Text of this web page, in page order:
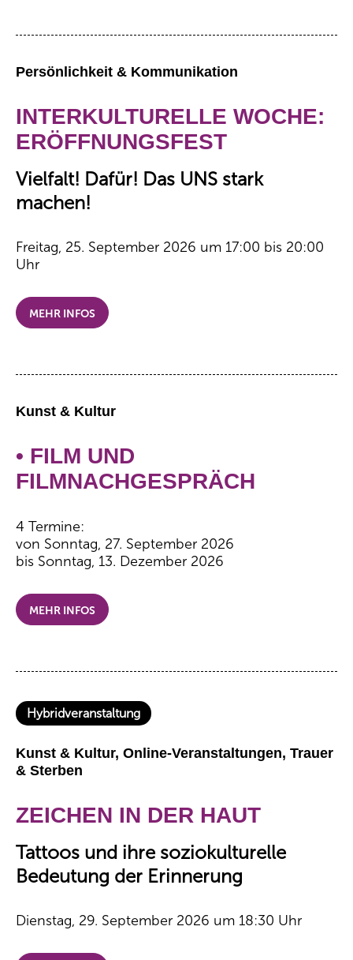
Persönlichkeit & Kommunikation
INTERKULTURELLE WOCHE:
ERÖFFNUNGSFEST
Vielfalt! Dafür! Das UNS stark
machen!
Freitag, 25. September 2026 um 17:00 bis 20:00
Uhr
MEHR INFOS
Kunst & Kultur
• FILM UND
FILMNACHGESPRÄCH
4 Termine:
von Sonntag, 27. September 2026
bis Sonntag, 13. Dezember 2026
MEHR INFOS
Hybridveranstaltung
Kunst & Kultur, Online-Veranstaltungen, Trauer
& Sterben
ZEICHEN IN DER HAUT
Tattoos und ihre soziokulturelle
Bedeutung der Erinnerung
Dienstag, 29. September 2026 um 18:30 Uhr